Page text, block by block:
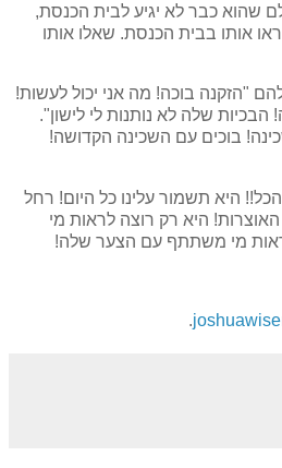
שהוא כבר לא יגיע לבית הכנסת,
אותו בבית הכנסת. שאלו אותו
בוכה! מה אני יכול לעשות!
שלה לא נותנות לי לישון".
בוכים עם השכינה הקדושה!
היא תשמור עלינו כל היום! רחל
היא רק רוצה לראות מי
מי משתתף עם הצער שלה!
.